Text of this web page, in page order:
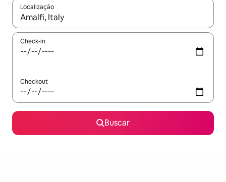
Localização
Quando os resultados estiverem disponíveis, explore-os
Check-in
Checkout
Buscar